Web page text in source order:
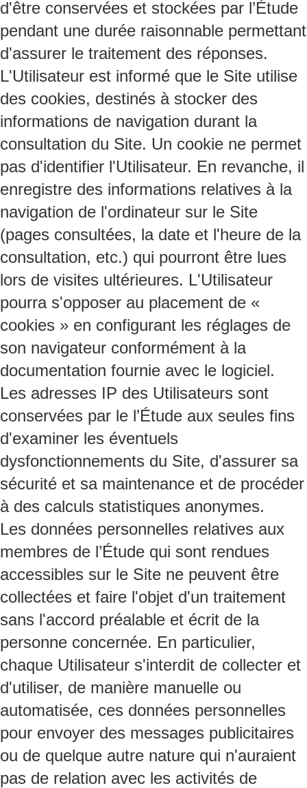
d'être conservées et stockées par l’Étude
pendant une durée raisonnable permettant
d'assurer le traitement des réponses.
L'Utilisateur est informé que le Site utilise
des cookies, destinés à stocker des
informations de navigation durant la
consultation du Site. Un cookie ne permet
pas d'identifier l'Utilisateur. En revanche, il
enregistre des informations relatives à la
navigation de l'ordinateur sur le Site
(pages consultées, la date et l'heure de la
consultation, etc.) qui pourront être lues
lors de visites ultérieures. L'Utilisateur
pourra s'opposer au placement de «
cookies » en configurant les réglages de
son navigateur conformément à la
documentation fournie avec le logiciel.
Les adresses IP des Utilisateurs sont
conservées par le l’Étude aux seules fins
d'examiner les éventuels
dysfonctionnements du Site, d'assurer sa
sécurité et sa maintenance et de procéder
à des calculs statistiques anonymes.
Les données personnelles relatives aux
membres de l’Étude qui sont rendues
accessibles sur le Site ne peuvent être
collectées et faire l'objet d'un traitement
sans l'accord préalable et écrit de la
personne concernée. En particulier,
chaque Utilisateur s'interdit de collecter et
d'utiliser, de manière manuelle ou
automatisée, ces données personnelles
pour envoyer des messages publicitaires
ou de quelque autre nature qui n'auraient
pas de relation avec les activités de